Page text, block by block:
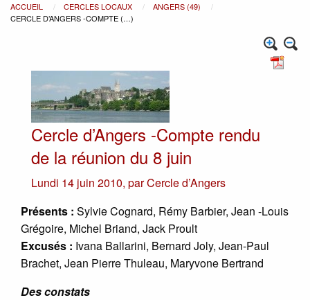
ACCUEIL CERCLES LOCAUX
ANGERS (49)
CERCLE D’ANGERS -COMPTE (…)
Cercle d’Angers -Compte rendu
de la réunion du 8 juin
Lundi 14 juin 2010, parCercle d’Angers
Présents : Sylvie Cognard, Rémy Barbier, Jean -Louis
Grégoire, Michel Briand, Jack Proult
Excusés : Ivana Ballarini, Bernard Joly, Jean-Paul
Brachet, Jean Pierre Thuleau, Maryvone Bertrand
Des constats